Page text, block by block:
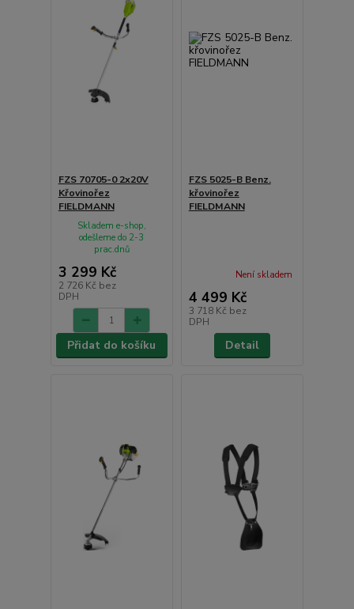
FZS 70705-0 2x20V
Křovinořez
FIELDMANN
3 299 Kč
2 726 Kč bez
DPH
Skladem e-shop,
odešleme do 2-3
prac.dnů
Přidat do košíku
FZS 5025-B Benz.
křovinořez
FIELDMANN
4 499 Kč
3 718 Kč bez
DPH
Není skladem
Detail